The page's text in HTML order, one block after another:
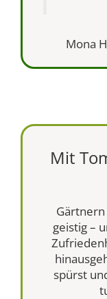
Mona
Mit
geistig –
spürst